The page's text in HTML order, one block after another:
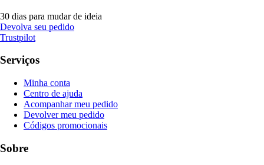
30 dias para mudar de ideia
Devolva seu pedido
Trustpilot
Serviços
Minha conta
Centro de ajuda
Acompanhar meu pedido
Devolver meu pedido
Códigos promocionais
Sobre